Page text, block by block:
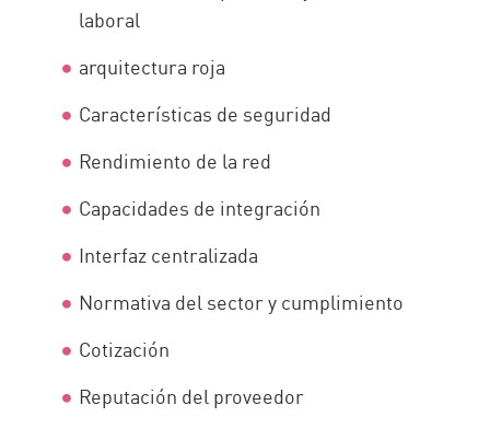
laboral
arquitectura roja
Características de seguridad
Rendimiento de la red
Capacidades de integración
Interfaz centralizada
Normativa del sector y cumplimiento
Cotización
Reputación del proveedor